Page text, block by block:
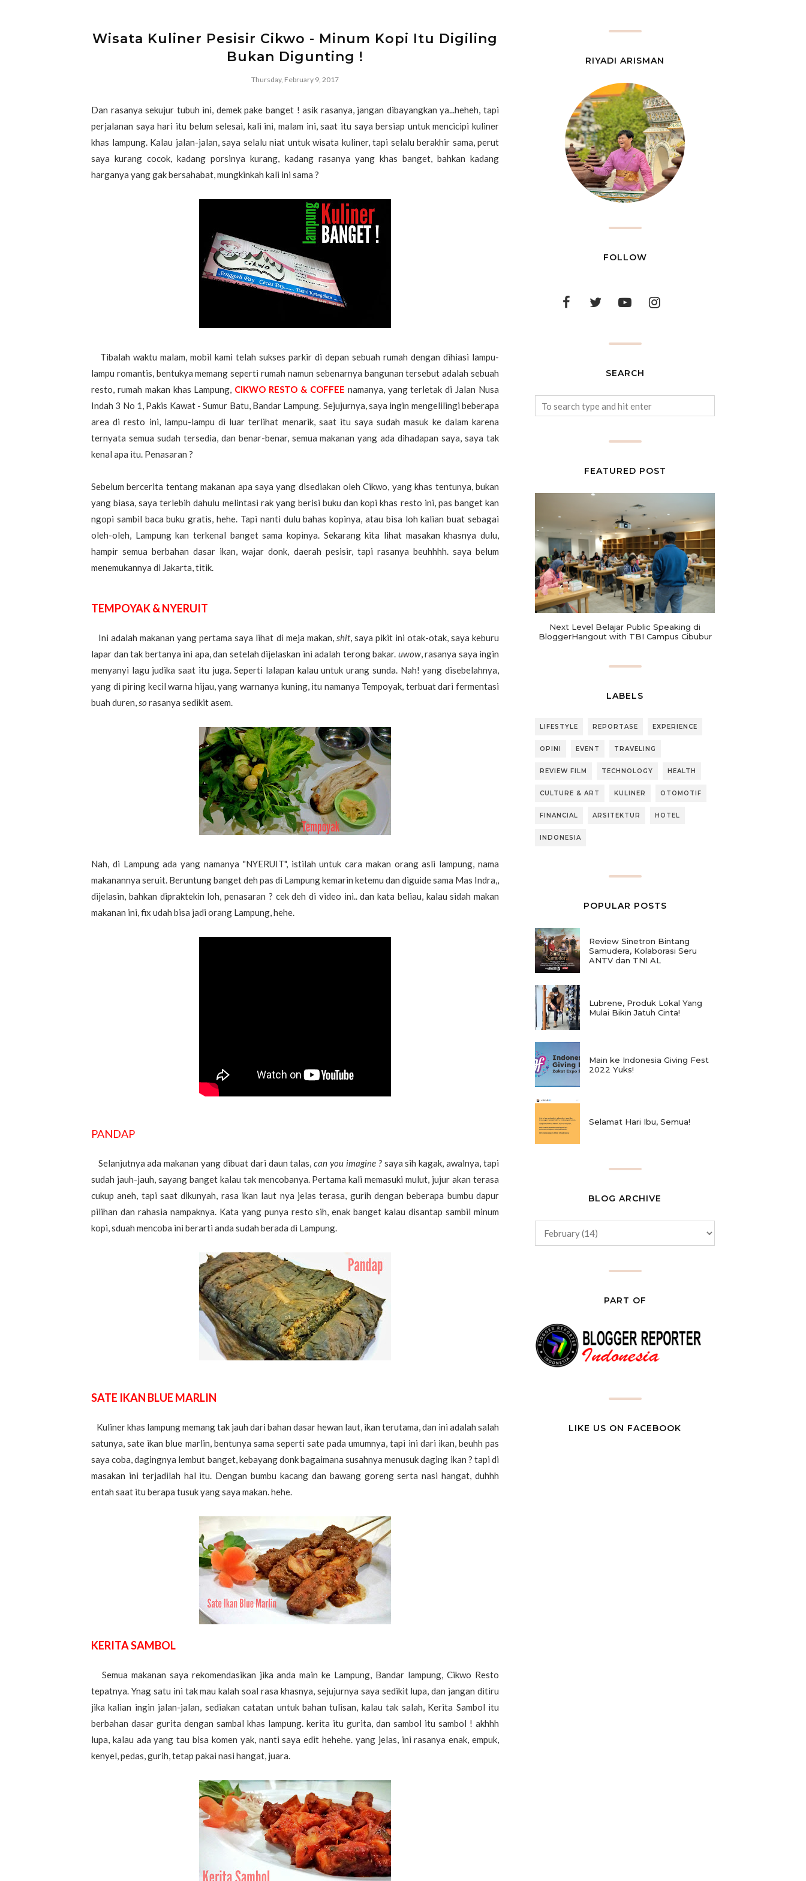
Wisata Kuliner Pesisir Cikwo - Minum Kopi Itu Digiling
Bukan Digunting !
Thursday, February 9, 2017
Dan rasanya sekujur tubuh ini, demek pake banget ! asik rasanya, jangan dibayangkan ya...heheh, tapi
perjalanan saya hari itu belum selesai, kali ini, malam ini, saat itu saya bersiap untuk mencicipi kuliner
khas lampung. Kalau jalan-jalan, saya selalu niat untuk wisata kuliner, tapi selalu berakhir sama, perut
saya kurang cocok, kadang porsinya kurang, kadang rasanya yang khas banget, bahkan kadang
harganya yang gak bersahabat, mungkinkah kali ini sama ?
Tibalah waktu malam, mobil kami telah sukses parkir di depan sebuah rumah dengan dihiasi lampu-
lampu romantis, bentukya memang seperti rumah namun sebenarnya bangunan tersebut adalah sebuah
resto, rumah makan khas Lampung, CIKWO RESTO & COFFEE namanya, yang terletak di Jalan Nusa
Indah 3 No 1, Pakis Kawat - Sumur Batu, Bandar Lampung. Sejujurnya, saya ingin mengelilingi beberapa
area di resto ini, lampu-lampu di luar terlihat menarik, saat itu saya sudah masuk ke dalam karena
ternyata semua sudah tersedia, dan benar-benar, semua makanan yang ada dihadapan saya, saya tak
kenal apa itu. Penasaran ?
Sebelum bercerita tentang makanan apa saya yang disediakan oleh Cikwo, yang khas tentunya, bukan
yang biasa, saya terlebih dahulu melintasi rak yang berisi buku dan kopi khas resto ini, pas banget kan
ngopi sambil baca buku gratis, hehe. Tapi nanti dulu bahas kopinya, atau bisa loh kalian buat sebagai
oleh-oleh, Lampung kan terkenal banget sama kopinya. Sekarang kita lihat masakan khasnya dulu,
hampir semua berbahan dasar ikan, wajar donk, daerah pesisir, tapi rasanya beuhhhh. saya belum
menemukannya di Jakarta, titik.
TEMPOYAK & NYERUIT
Ini adalah makanan yang pertama saya lihat di meja makan, shit, saya pikit ini otak-otak, saya keburu
lapar dan tak bertanya ini apa, dan setelah dijelaskan ini adalah terong bakar. uwow, rasanya saya ingin
menyanyi lagu judika saat itu juga. Seperti lalapan kalau untuk urang sunda. Nah! yang disebelahnya,
yang di piring kecil warna hijau, yang warnanya kuning, itu namanya Tempoyak, terbuat dari fermentasi
buah duren,so rasanya sedikit asem.
Nah, di Lampung ada yang namanya "NYERUIT", istilah untuk cara makan orang asli lampung, nama
makanannya seruit. Beruntung banget deh pas di Lampung kemarin ketemu dan diguide sama Mas Indra,,
dijelasin, bahkan dipraktekin loh, penasaran ? cek deh di video ini.. dan kata beliau, kalau sidah makan
makanan ini, fix udah bisa jadi orang Lampung, hehe.
PANDAP
Selanjutnya ada makanan yang dibuat dari daun talas,can you imagine ?saya sih kagak, awalnya, tapi
sudah jauh-jauh, sayang banget kalau tak mencobanya. Pertama kali memasuki mulut, jujur akan terasa
cukup aneh, tapi saat dikunyah, rasa ikan laut nya jelas terasa, gurih dengan beberapa bumbu dapur
pilihan dan rahasia nampaknya. Kata yang punya resto sih, enak banget kalau disantap sambil minum
kopi, sduah mencoba ini berarti anda sudah berada di Lampung.
SATE IKAN BLUE MARLIN
Kuliner khas lampung memang tak jauh dari bahan dasar hewan laut, ikan terutama, dan ini adalah salah
satunya, sate ikan blue marlin, bentunya sama seperti sate pada umumnya, tapi ini dari ikan, beuhh pas
saya coba, dagingnya lembut banget, kebayang donk bagaimana susahnya menusuk daging ikan ? tapi di
masakan ini terjadilah hal itu. Dengan bumbu kacang dan bawang goreng serta nasi hangat, duhhh
entah saat itu berapa tusuk yang saya makan. hehe.
KERITA SAMBOL
Semua makanan saya rekomendasikan jika anda main ke Lampung, Bandar lampung, Cikwo Resto
tepatnya. Ynag satu ini tak mau kalah soal rasa khasnya, sejujurnya saya sedikit lupa, dan jangan ditiru
jika kalian ingin jalan-jalan, sediakan catatan untuk bahan tulisan, kalau tak salah, Kerita Sambol itu
berbahan dasar gurita dengan sambal khas lampung. kerita itu gurita, dan sambol itu sambol ! akhhh
lupa, kalau ada yang tau bisa komen yak, nanti saya edit hehehe. yang jelas, ini rasanya enak, empuk,
kenyel, pedas, gurih, tetap pakai nasi hangat, juara.
RIYADI ARISMAN
FOLLOW
SEARCH
FEATURED POST
Next Level Belajar Public Speaking di
BloggerHangout with TBI Campus Cibubur
LABELS
LIFESTYLE REPORTASE EXPERIENCE
OPINI EVENT TRAVELING
REVIEW FILM TECHNOLOGY HEALTH
CULTURE & ART KULINER OTOMOTIF
FINANCIAL ARSITEKTUR HOTEL
INDONESIA
POPULAR POSTS
Review Sinetron Bintang
Samudera, Kolaborasi Seru
ANTV dan TNI AL
Lubrene, Produk Lokal Yang
Mulai Bikin Jatuh Cinta!
Main ke Indonesia Giving Fest
2022 Yuks!
Selamat Hari Ibu, Semua!
BLOG ARCHIVE
PART OF
LIKE US ON FACEBOOK